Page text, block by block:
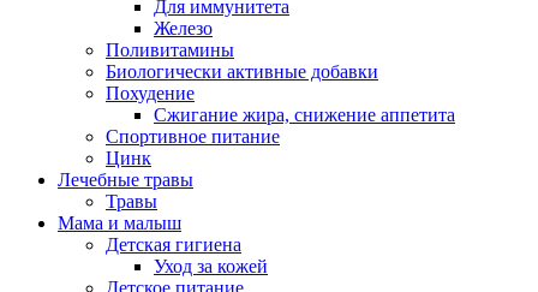
Для иммунитета
Железо
Поливитамины
Биологически активные добавки
Похудение
Сжигание жира, снижение аппетита
Спортивное питание
Цинк
Лечебные травы
Травы
Мама и малыш
Детская гигиена
Уход за кожей